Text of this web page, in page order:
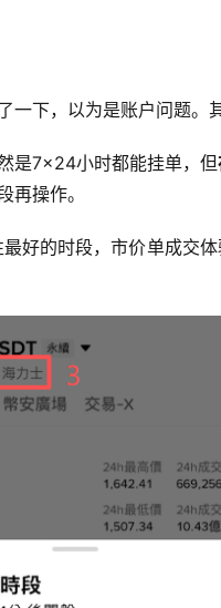
一下，以为是账户问题。
是7×24小时都能挂单，但
操作。
好的时段，市价单成交体